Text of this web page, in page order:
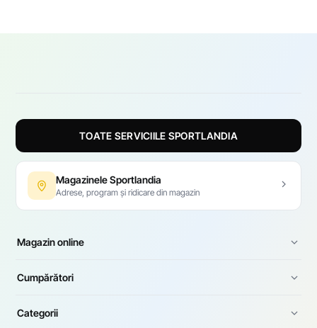
TOATE SERVICIILE SPORTLANDIA
Magazinele Sportlandia
Adrese, program și ridicare din magazin
Magazin online
Cumpărători
Categorii